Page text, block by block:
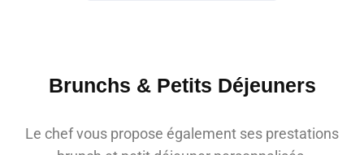
Brunchs & Petits Déjeuners
Le chef vous propose également ses prestations